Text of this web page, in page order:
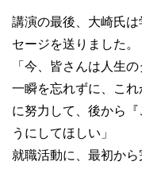
講演の最後、大崎氏
セージを送りました。
「今、皆さんは人生
一瞬を忘れずに、こ
に努力して、後から
うにしてほしい」
就職活動に、最初か